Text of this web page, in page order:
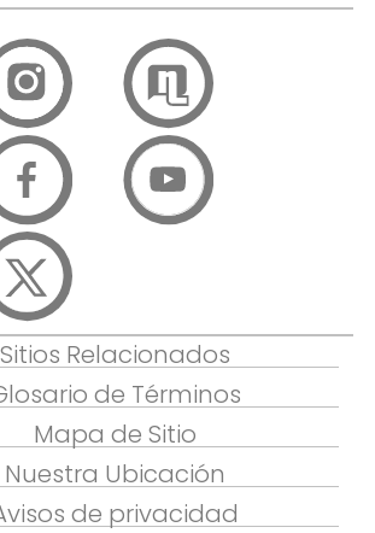
Sitios Relacionados
de Términos
Mapa de Sitio
Nuestra Ubicación
de privacidad